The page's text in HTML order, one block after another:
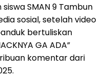
SMAN 9 Tambun
sosial, setelah video
bertuliskan
GA ADA”
komentar dari